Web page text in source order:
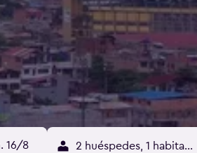
16/8 2 huéspedes, 1